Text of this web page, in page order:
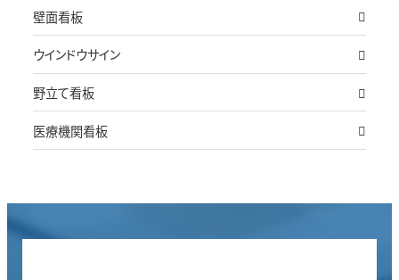
壁面看板
ウインドウサイン
野立て看板
医療機関看板